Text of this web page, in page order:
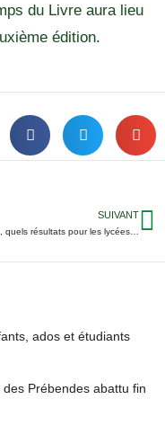
du Livre aura lieu
édition.
SUIVANT
En 2018, quels résultats pour les lycées d’Indre-et-Loire ?
ados et étudiants
Prébendes abattu fin